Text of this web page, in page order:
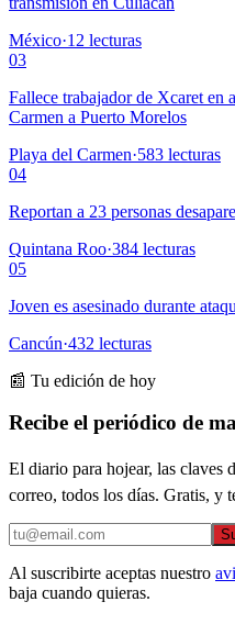
México·12 lecturas
03
Fallece trabajador de Xcaret en
Carmen a Puerto Morelos
Playa del Carmen·583 lecturas
04
Reportan a 23 personas
Quintana Roo·384 lecturas
05
Joven es asesinado durante
Cancún·432 lecturas
📰 Tu edición de hoy
Recibe el periódico de
El diario para hojear, las
correo, todos los días. Gratis, y
Al suscribirte aceptas nuestro
baja cuando quieras.